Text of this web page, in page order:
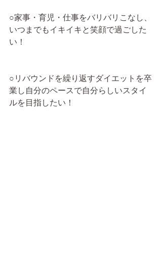
○家事・育児・仕事をバリバリこなし、
いつまでもイキイキと笑顔で過ごした
い！
○リバウンドを繰り返すダイエットを卒
業し自分のペースで自分らしいスタイ
ルを目指したい！